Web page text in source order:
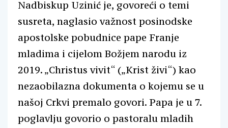
Nadbiskup Uzinić je, govoreći o temi
susreta, naglasio važnost posinodske
apostolske pobudnice pape Franje
mladima i cijelom Božjem narodu iz
2019. „Christus vivit“ („Krist živi“) kao
nezaobilazna dokumenta o kojemu se u
našoj Crkvi premalo govori. Papa je u 7.
poglavlju govorio o pastoralu mladih